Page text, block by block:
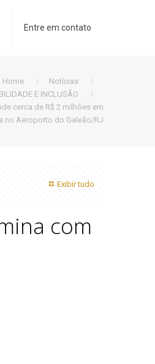
Entre em contato
Home
Notícias
E INCLUSÃO
cerca de R$ 2 milhões em
no Aeroporto do Galeão/RJ
Exibir tudo
com